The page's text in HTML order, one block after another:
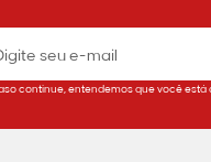
continue, entendemos que você